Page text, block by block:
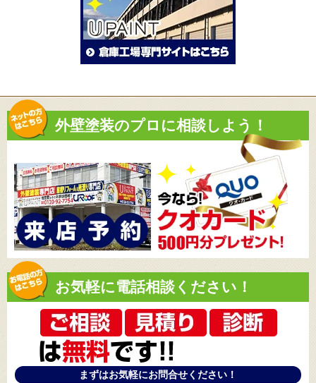
外壁塗装のプロに相談しよう！
お気軽に電話相談ください！
まずはお気軽にお問合せください！